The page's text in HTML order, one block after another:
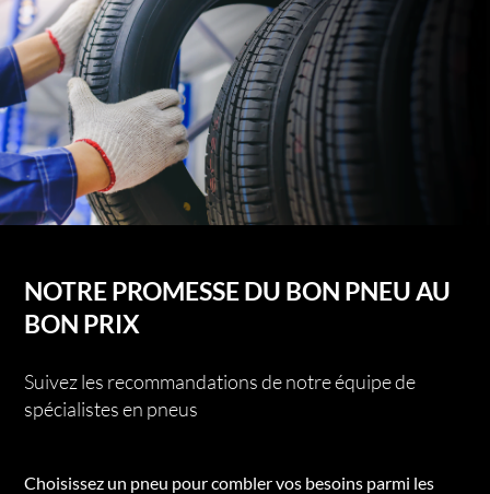
NOTRE PROMESSE DU BON PNEU AU
BON PRIX
Suivez les recommandations de notre équipe de
spécialistes en pneus
Choisissez un pneu pour combler vos besoins parmi les